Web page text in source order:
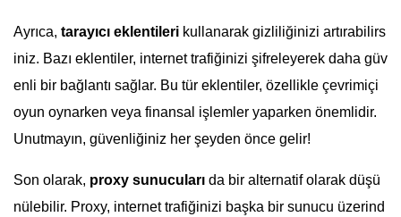
Ayrıca, tarayıcı eklentileri kullanarak gizliliğinizi artırabilirs
iniz. Bazı eklentiler, internet trafiğinizi şifreleyerek daha güv
enli bir bağlantı sağlar. Bu tür eklentiler, özellikle çevrimiçi
oyun oynarken veya finansal işlemler yaparken önemlidir.
Unutmayın, güvenliğiniz her şeyden önce gelir!
Son olarak, proxy sunucuları da bir alternatif olarak düşü
nülebilir. Proxy, internet trafiğinizi başka bir sunucu üzerind